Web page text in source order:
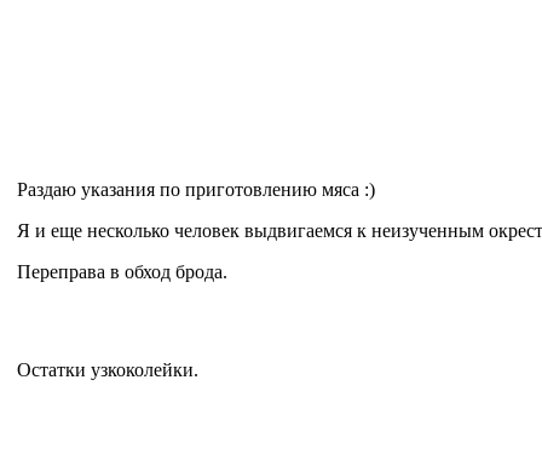
Раздаю указания по приготовлению мяса :)
Я и еще несколько человек выдвигаемся к неизученным
Переправа в обход брода.
Остатки узкоколейки.